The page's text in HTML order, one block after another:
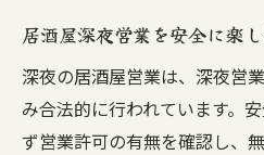
居酒屋深夜営業を安全に楽
深夜の居酒屋営業は、深夜営
み合法的に行われています。
ず営業許可の有無を確認し、